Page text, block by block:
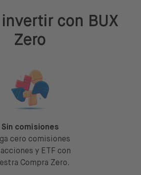
invertir con BUX
Zero
Sin comisiones
cero comisiones
y ETF con
Compra Zero.